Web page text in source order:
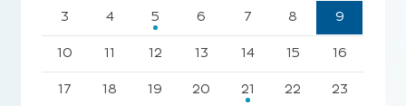
3 4 5 6 7 8 9
10 11 12 13 14 15 16
17 18 19 20 21 22 23